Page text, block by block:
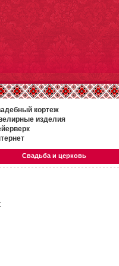
кортеж
изделия
Свадьба и церковь